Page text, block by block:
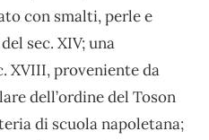
con smalti, perle e
sec. XIV; una
XVIII, proveniente da
dell’ordine del Toson
di scuola napoletana;